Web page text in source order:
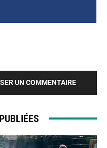
UN COMMENTAIRE